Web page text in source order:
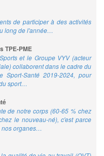
de participer à des activités
long de l'année…
TPE-PME
et le Groupe VYV (acteur
collaborent dans le cadre du
Sport-Santé 2019-2024, pour
sport…
de notre corps (60-65 % chez
le nouveau-né), c'est parce
nos organes…